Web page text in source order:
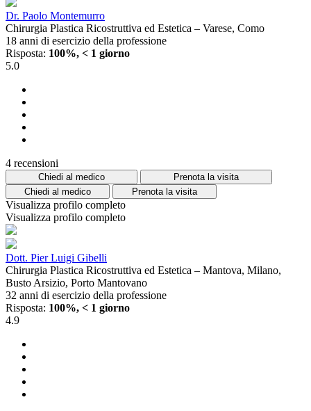
Dr. Paolo Montemurro
Chirurgia Plastica Ricostruttiva ed Estetica – Varese, Como
18 anni di esercizio della professione
Risposta: 100%, < 1 giorno
5.0
4 recensioni
Chiedi al medico
Prenota la visita
Chiedi al medico
Prenota la visita
Visualizza profilo completo
Visualizza profilo completo
Dott. Pier Luigi Gibelli
Chirurgia Plastica Ricostruttiva ed Estetica – Mantova, Milano,
Busto Arsizio, Porto Mantovano
32 anni di esercizio della professione
Risposta: 100%, < 1 giorno
4.9